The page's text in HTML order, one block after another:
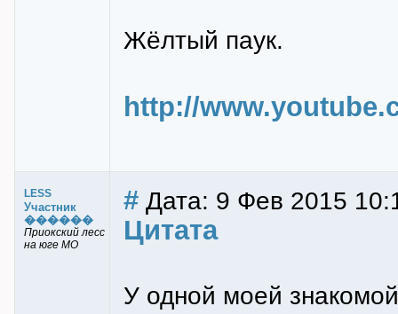
Жёлтый паук.
http://
LESS
Участник
������
Приокский лесс
на юге МО
# Дата: 9 Фев 2015
Цитата
У одной моей